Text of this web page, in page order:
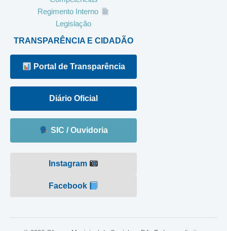
Regimento Interno
Legislação
TRANSPARÊNCIA E CIDADÃO
Portal de Transparência
Diário Oficial
SIC / Ouvidoria
Instagram
Facebook